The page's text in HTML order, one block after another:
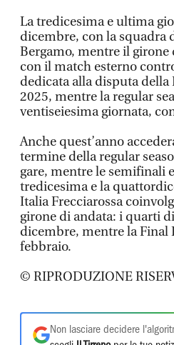
La tredicesima e ultima
dicembre, con la squadra
Bergamo, mentre il
con il match esterno
dedicata alla disputa della
2025, mentre la regular
ventiseiesima giornata,
Anche quest’anno
termine della regular
gare, mentre le semifinali
tredicesima e la
Italia Frecciarossa
girone di andata: i quarti
dicembre, mentre la Final
febbraio.
© RIPRODUZIONE
Non lasciare decidere